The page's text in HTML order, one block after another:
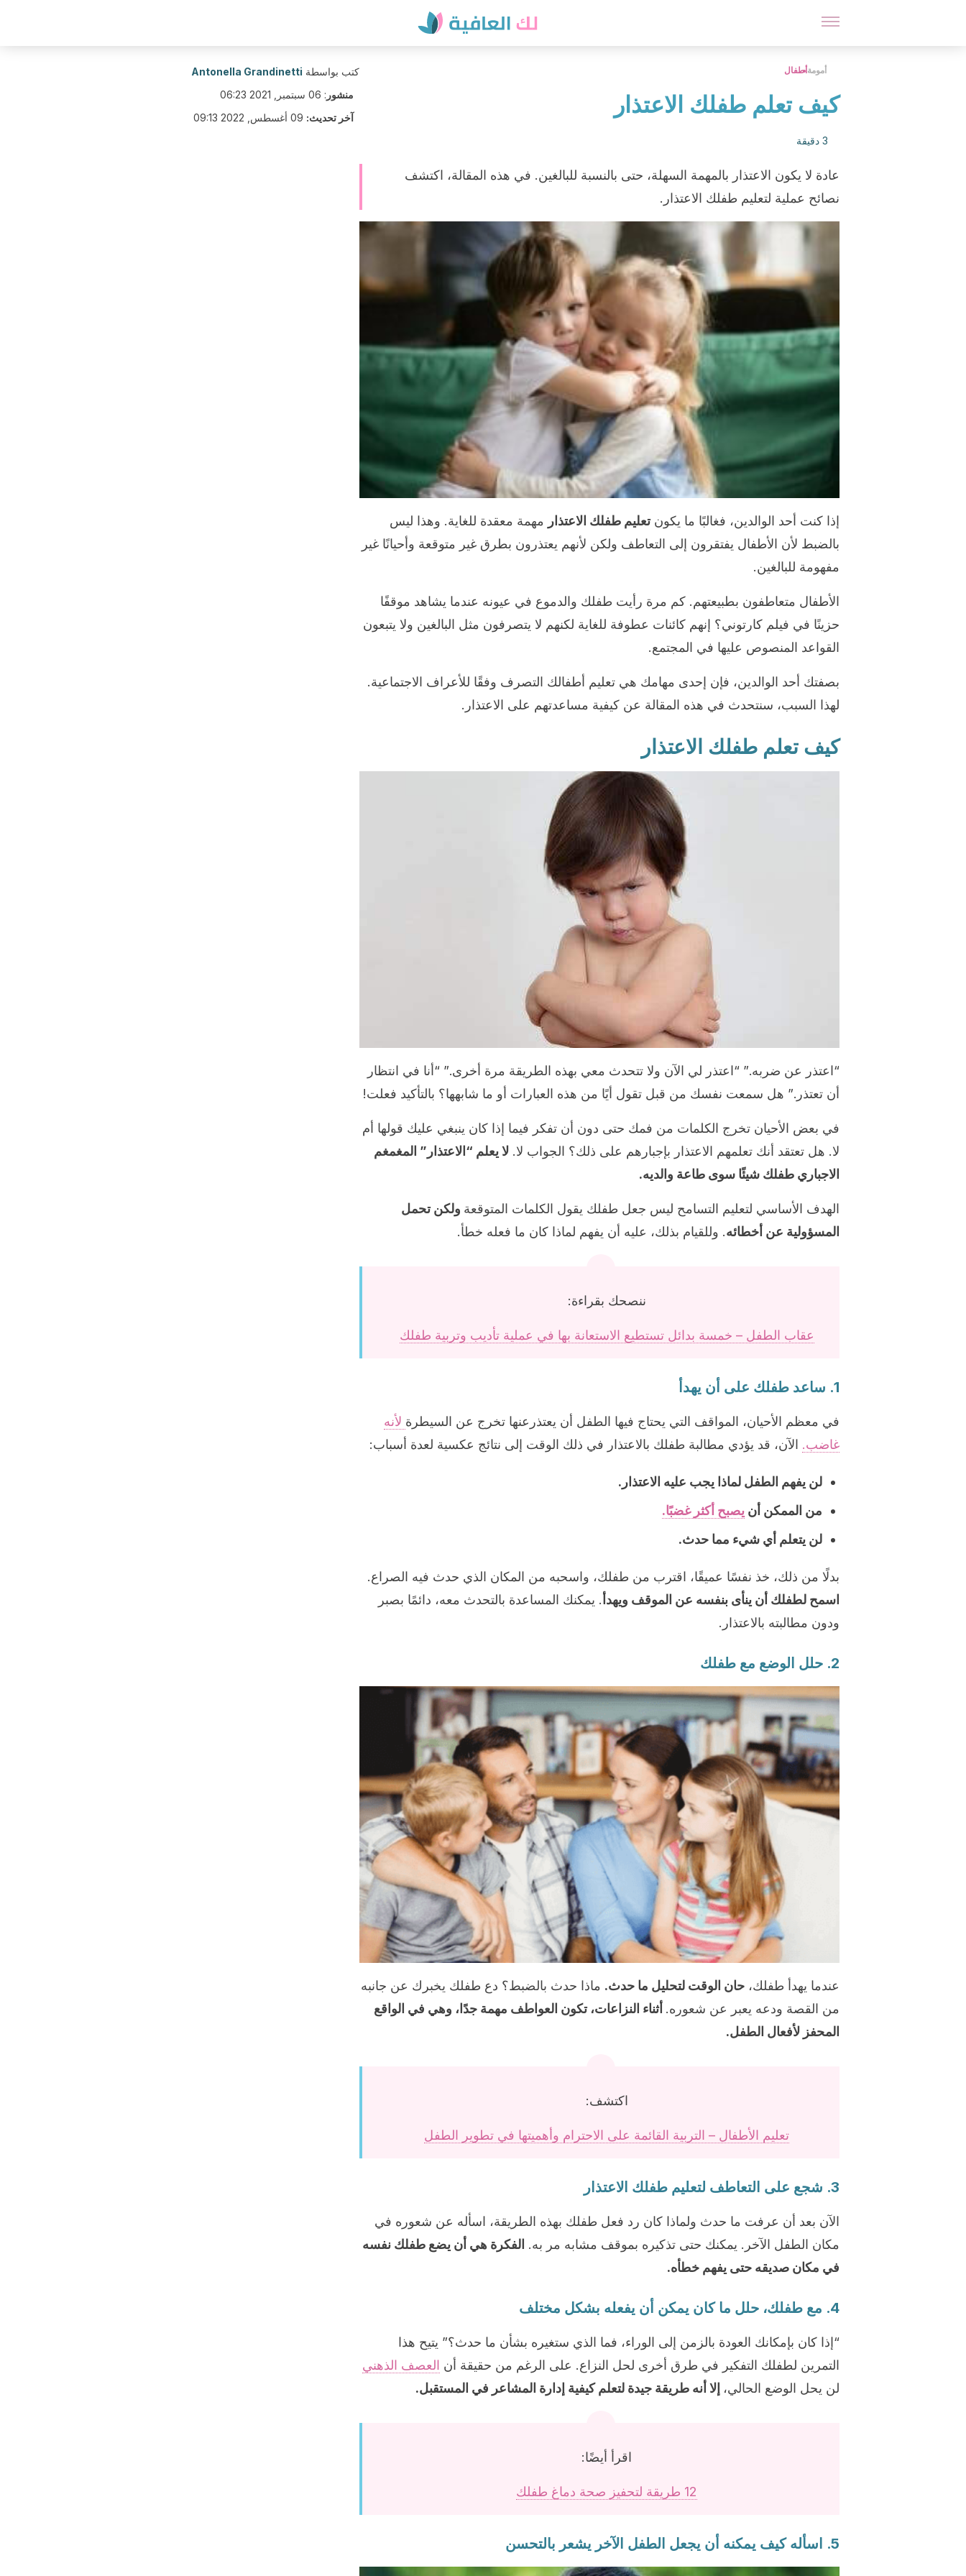
أمومةأطفال
كيف تعلم طفلك الاعتذار
3 دقيقة
عادة لا يكون الاعتذار بالمهمة السهلة، حتى بالنسبة للبالغين. في هذه المقالة، اكتشف
نصائح عملية لتعليم طفلك الاعتذار.
إذا كنت أحد الوالدين، فغالبًا ما يكونتعليم طفلك الاعتذار مهمة معقدة للغاية. وهذا ليس
بالضبط لأن الأطفال يفتقرون إلى التعاطف ولكن لأنهم يعتذرون بطرق غير متوقعة وأحيانًا غير
مفهومة للبالغين.
الأطفال متعاطفون بطبيعتهم. كم مرة رأيت طفلك والدموع في عيونه عندما يشاهد موقفًا
حزينًا في فيلم كارتوني؟ إنهم كائنات عطوفة للغاية لكنهم لا يتصرفون مثل البالغين ولا يتبعون
القواعد المنصوص عليها في المجتمع.
بصفتك أحد الوالدين، فإن إحدى مهامك هي تعليم أطفالك التصرف وفقًا للأعراف الاجتماعية.
لهذا السبب، سنتحدث في هذه المقالة عن كيفية مساعدتهم على الاعتذار.
كيف تعلم طفلك الاعتذار
“اعتذر عن ضربه.” “اعتذر لي الآن ولا تتحدث معي بهذه الطريقة مرة أخرى.” “أنا في انتظار
أن تعتذر.” هل سمعت نفسك من قبل تقول أيًا من هذه العبارات أو ما شابهها؟ بالتأكيد فعلت!
في بعض الأحيان تخرج الكلمات من فمك حتى دون أن تفكر فيما إذا كان ينبغي عليك قولها أم
لا. هل تعتقد أنك تعلمهم الاعتذار بإجبارهم على ذلك؟ الجواب لا. لا يعلم “الاعتذار” المغمغم
الاجباري طفلك شيئًا سوى طاعة والديه.
الهدف الأساسي لتعليم التسامح ليس جعل طفلك يقول الكلمات المتوقعة ولكن تحمل
المسؤولية عن أخطائه. وللقيام بذلك، عليه أن يفهم لماذا كان ما فعله خطأ.
ننصحك بقراءة:
عقاب الطفل – خمسة بدائل تستطيع الاستعانة بها في عملية تأديب وتربية طفلك
1. ساعد طفلك على أن يهدأ
في معظم الأحيان، المواقف التي يحتاج فيها الطفل أن يعتذرعنها تخرج عن السيطرة لأنه
غاضب. الآن، قد يؤدي مطالبة طفلك بالاعتذار في ذلك الوقت إلى نتائج عكسية لعدة أسباب:
لن يفهم الطفل لماذا يجب عليه الاعتذار.
من الممكن أن يصبح أكثر غضبًا.
لن يتعلم أي شيء مما حدث.
بدلًا من ذلك، خذ نفسًا عميقًا، اقترب من طفلك، واسحبه من المكان الذي حدث فيه الصراع.
اسمح لطفلك أن ينأى بنفسه عن الموقف ويهدأ. يمكنك المساعدة بالتحدث معه، دائمًا بصبر
ودون مطالبته بالاعتذار.
2. حلل الوضع مع طفلك
عندما يهدأ طفلك، حان الوقت لتحليل ما حدث. ماذا حدث بالضبط؟ دع طفلك يخبرك عن جانبه
من القصة ودعه يعبر عن شعوره. أثناء النزاعات، تكون العواطف مهمة جدًا، وهي في الواقع
المحفز لأفعال الطفل.
اكتشف:
تعليم الأطفال – التربية القائمة على الاحترام وأهميتها في تطوير الطفل
3. شجع على التعاطف لتعليم طفلك الاعتذار
الآن بعد أن عرفت ما حدث ولماذا كان رد فعل طفلك بهذه الطريقة، اسأله عن شعوره في
مكان الطفل الآخر. يمكنك حتى تذكيره بموقف مشابه مر به. الفكرة هي أن يضع طفلك نفسه
في مكان صديقه حتى يفهم خطأه.
4. مع طفلك، حلل ما كان يمكن أن يفعله بشكل مختلف
“إذا كان بإمكانك العودة بالزمن إلى الوراء، فما الذي ستغيره بشأن ما حدث؟” يتيح هذا
التمرين لطفلك التفكير في طرق أخرى لحل النزاع. على الرغم من حقيقة أن العصف الذهني
لن يحل الوضع الحالي، إلا أنه طريقة جيدة لتعلم كيفية إدارة المشاعر في المستقبل.
اقرأ أيضًا:
12 طريقة لتحفيز صحة دماغ طفلك
5. اسأله كيف يمكنه أن يجعل الطفل الآخر يشعر بالتحسن
كتب بواسطة Antonella Grandinetti
منشور : 06 سبتمبر, 2021 06:23
آخر تحديث: 09 أغسطس, 2022 09:13